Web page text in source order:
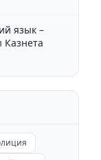
язык –
Казнета